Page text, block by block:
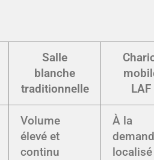
Salle
blanche
traditionnelle
LAF
Volume
élevé et
continu
À la
localisé